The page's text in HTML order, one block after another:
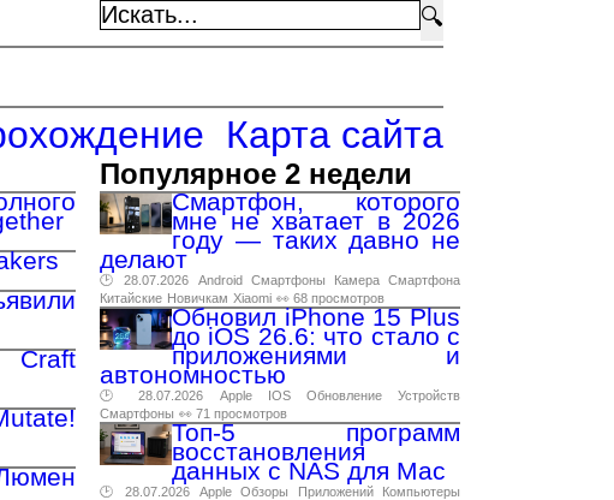
🔍
Карта сайта
Craft
Популярное 2 недели
Смартфон, которого
мне не хватает в 2026
году — таких давно не
делают
🕑 28.07.2026 Android Смартфоны Камера Смартфона
Китайские Новичкам Xiaomi 👀 68 просмотров
Обновил iPhone 15 Plus
до iOS 26.6: что стало с
приложениями и
автономностью
🕑 28.07.2026 Apple IOS Обновление
Устройств
Смартфоны 👀 71 просмотров
Топ-5 программ
восстановления
данных с NAS для Mac
🕑 28.07.2026 Apple Обзоры Приложений
Компьютеры